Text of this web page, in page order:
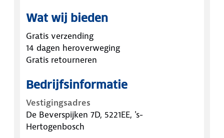
Wat wij bieden
Gratis verzending
14 dagen heroverweging
Gratis retourneren
Bedrijfsinformatie
Vestigingsadres
De Beverspijken 7D, 5221EE, 's-
Hertogenbosch